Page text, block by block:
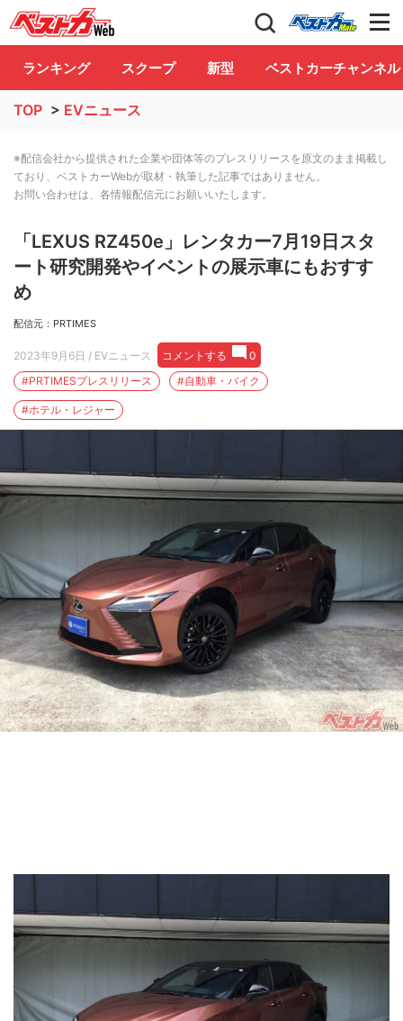
自動車情報誌「ベストカー」 Club
ランキング スクープ 新型 ベストカーチャンネル
TOP > EVニュース
※配信会社から提供された企業や団体等のプレスリリースを原文のまま掲載し
ており、ベストカーWebが取材・執筆した記事ではありません。
お問い合わせは、各情報配信元にお願いいたします。
「LEXUS RZ450e」レンタカー7月19日スタ
ート研究開発やイベントの展示車にもおすす
め
配信元：PRTIMES
2023年9月6日 / EVニュース コメントする
0
#PRTIMESプレスリリース
#自動車・バイク
#ホテル・レジャー